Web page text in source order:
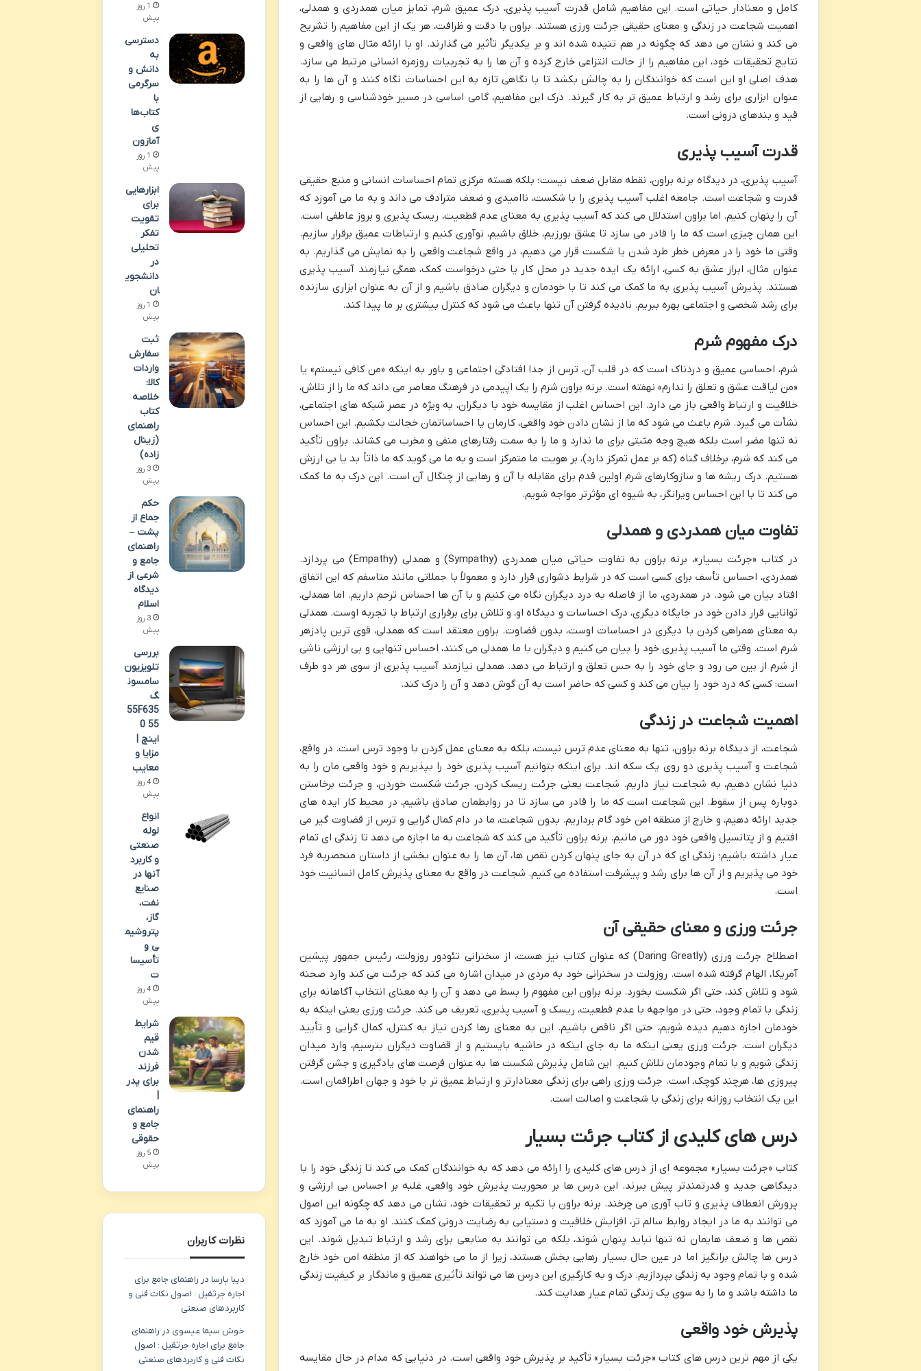
کامل و معنادار حیاتی است. این مفاهیم شامل قدرت آسیب پذیری، درک عمیق شرم، تمایز میان همدردی و همدلی،
اهمیت شجاعت در زندگی و معنای حقیقی جرئت ورزی هستند. براون با دقت و ظرافت، هر یک از این مفاهیم را تشریح
می کند و نشان می دهد که چگونه در هم تنیده شده اند و بر یکدیگر تأثیر می گذارند. او با ارائه مثال های واقعی و
نتایج تحقیقات خود، این مفاهیم را از حالت انتزاعی خارج کرده و آن ها را به تجربیات روزمره انسانی مرتبط می سازد.
هدف اصلی او این است که خوانندگان را به چالش بکشد تا با نگاهی تازه به این احساسات نگاه کنند و آن ها را به
عنوان ابزاری برای رشد و ارتباط عمیق تر به کار گیرند. درک این مفاهیم، گامی اساسی در مسیر خودشناسی و رهایی از
قید و بندهای درونی است.
قدرت آسیب پذیری
آسیب پذیری، در دیدگاه برنه براون، نقطه مقابل ضعف نیست؛ بلکه هسته مرکزی تمام احساسات انسانی و منبع حقیقی
قدرت و شجاعت است. جامعه اغلب آسیب پذیری را با شکست، ناامیدی و ضعف مترادف می داند و به ما می آموزد که
آن را پنهان کنیم. اما براون استدلال می کند که آسیب پذیری به معنای عدم قطعیت، ریسک پذیری و بروز عاطفی است.
این همان چیزی است که ما را قادر می سازد تا عشق بورزیم، خلاق باشیم، نوآوری کنیم و ارتباطات عمیق برقرار سازیم.
وقتی ما خود را در معرض خطر طرد شدن یا شکست قرار می دهیم، در واقع شجاعت واقعی را به نمایش می گذاریم. به
عنوان مثال، ابراز عشق به کسی، ارائه یک ایده جدید در محل کار یا حتی درخواست کمک، همگی نیازمند آسیب پذیری
هستند. پذیرش آسیب پذیری به ما کمک می کند تا با خودمان و دیگران صادق باشیم و از آن به عنوان ابزاری سازنده
برای رشد شخصی و اجتماعی بهره ببریم. نادیده گرفتن آن تنها باعث می شود که کنترل بیشتری بر ما پیدا کند.
درک مفهوم شرم
شرم، احساسی عمیق و دردناک است که در قلب آن، ترس از جدا افتادگی اجتماعی و باور به اینکه «من کافی نیستم» یا
«من لیاقت عشق و تعلق را ندارم» نهفته است. برنه براون شرم را یک اپیدمی در فرهنگ معاصر می داند که ما را از تلاش،
خلاقیت و ارتباط واقعی باز می دارد. این احساس اغلب از مقایسه خود با دیگران، به ویژه در عصر شبکه های اجتماعی،
نشأت می گیرد. شرم باعث می شود که ما از نشان دادن خود واقعی، کارمان یا احساساتمان خجالت بکشیم. این احساس
نه تنها مضر است بلکه هیچ وجه مثبتی برای ما ندارد و ما را به سمت رفتارهای منفی و مخرب می کشاند. براون تأکید
می کند که شرم، برخلاف گناه (که بر عمل تمرکز دارد)، بر هویت ما متمرکز است و به ما می گوید که ما ذاتاً بد یا بی ارزش
هستیم. درک ریشه ها و سازوکارهای شرم اولین قدم برای مقابله با آن و رهایی از چنگال آن است. این درک به ما کمک
می کند تا با این احساس ویرانگر، به شیوه ای مؤثرتر مواجه شویم.
تفاوت میان همدردی و همدلی
در کتاب «جرئت بسیار»، برنه براون به تفاوت حیاتی میان همدردی (Sympathy) و همدلی (Empathy) می پردازد.
همدردی، احساس تأسف برای کسی است که در شرایط دشواری قرار دارد و معمولاً با جملاتی مانند متاسفم که این اتفاق
افتاد بیان می شود. در همدردی، ما از فاصله به درد دیگران نگاه می کنیم و با آن ها احساس ترحم داریم. اما همدلی،
توانایی قرار دادن خود در جایگاه دیگری، درک احساسات و دیدگاه او، و تلاش برای برقراری ارتباط با تجربه اوست. همدلی
به معنای همراهی کردن با دیگری در احساسات اوست، بدون قضاوت. براون معتقد است که همدلی، قوی ترین پادزهر
شرم است. وقتی ما آسیب پذیری خود را بیان می کنیم و دیگران با ما همدلی می کنند، احساس تنهایی و بی ارزشی ناشی
از شرم از بین می رود و جای خود را به حس تعلق و ارتباط می دهد. همدلی نیازمند آسیب پذیری از سوی هر دو طرف
است: کسی که درد خود را بیان می کند و کسی که حاضر است به آن گوش دهد و آن را درک کند.
اهمیت شجاعت در زندگی
شجاعت، از دیدگاه برنه براون، تنها به معنای عدم ترس نیست، بلکه به معنای عمل کردن با وجود ترس است. در واقع،
شجاعت و آسیب پذیری دو روی یک سکه اند. برای اینکه بتوانیم آسیب پذیری خود را بپذیریم و خود واقعی مان را به
دنیا نشان دهیم، به شجاعت نیاز داریم. شجاعت یعنی جرئت ریسک کردن، جرئت شکست خوردن، و جرئت برخاستن
دوباره پس از سقوط. این شجاعت است که ما را قادر می سازد تا در روابطمان صادق باشیم، در محیط کار ایده های
جدید ارائه دهیم، و خارج از منطقه امن خود گام برداریم. بدون شجاعت، ما در دام کمال گرایی و ترس از قضاوت گیر می
افتیم و از پتانسیل واقعی خود دور می مانیم. برنه براون تأکید می کند که شجاعت به ما اجازه می دهد تا زندگی ای تمام
عیار داشته باشیم؛ زندگی ای که در آن به جای پنهان کردن نقص ها، آن ها را به عنوان بخشی از داستان منحصربه فرد
خود می پذیریم و از آن ها برای رشد و پیشرفت استفاده می کنیم. شجاعت در واقع به معنای پذیرش کامل انسانیت خود
است.
جرئت ورزی و معنای حقیقی آن
اصطلاح جرئت ورزی (Daring Greatly) که عنوان کتاب نیز هست، از سخنرانی تئودور روزولت، رئیس جمهور پیشین
آمریکا، الهام گرفته شده است. روزولت در سخنرانی خود به مردی در میدان اشاره می کند که جرئت می کند وارد صحنه
شود و تلاش کند، حتی اگر شکست بخورد. برنه براون این مفهوم را بسط می دهد و آن را به معنای انتخاب آگاهانه برای
زندگی با تمام وجود، حتی در مواجهه با عدم قطعیت، ریسک و آسیب پذیری، تعریف می کند. جرئت ورزی یعنی اینکه به
خودمان اجازه دهیم دیده شویم، حتی اگر ناقص باشیم. این به معنای رها کردن نیاز به کنترل، کمال گرایی و تأیید
دیگران است. جرئت ورزی یعنی اینکه ما به جای اینکه در حاشیه بایستیم و از قضاوت دیگران بترسیم، وارد میدان
زندگی شویم و با تمام وجودمان تلاش کنیم. این شامل پذیرش شکست ها به عنوان فرصت های یادگیری و جشن گرفتن
پیروزی ها، هرچند کوچک، است. جرئت ورزی راهی برای زندگی معنادارتر و ارتباط عمیق تر با خود و جهان اطرافمان است.
این یک انتخاب روزانه برای زندگی با شجاعت و اصالت است.
درس های کلیدی از کتاب جرئت بسیار
کتاب «جرئت بسیار» مجموعه ای از درس های کلیدی را ارائه می دهد که به خوانندگان کمک می کند تا زندگی خود را با
دیدگاهی جدید و قدرتمندتر پیش ببرند. این درس ها بر محوریت پذیرش خود واقعی، غلبه بر احساس بی ارزشی و
پرورش انعطاف پذیری و تاب آوری می چرخند. برنه براون با تکیه بر تحقیقات خود، نشان می دهد که چگونه این اصول
می توانند به ما در ایجاد روابط سالم تر، افزایش خلاقیت و دستیابی به رضایت درونی کمک کنند. او به ما می آموزد که
نقص ها و ضعف هایمان نه تنها نباید پنهان شوند، بلکه می توانند به منابعی برای رشد و ارتباط تبدیل شوند. این
درس ها چالش برانگیز اما در عین حال بسیار رهایی بخش هستند، زیرا از ما می خواهند که از منطقه امن خود خارج
شده و با تمام وجود به زندگی بپردازیم. درک و به کارگیری این درس ها می تواند تأثیری عمیق و ماندگار بر کیفیت زندگی
ما داشته باشد و ما را به سوی یک زندگی تمام عیار هدایت کند.
پذیرش خود واقعی
یکی از مهم ترین درس های کتاب «جرئت بسیار» تأکید بر پذیرش خود واقعی است. در دنیایی که مدام در حال مقایسه
1 روز
پیش
دسترسی
به
دانش و
سرگرمی
با
کتاب‌ها
ی
آمازون
1 روز
پیش
ابزارهایی
برای
تقویت
تفکر
تحلیلی
در
دانشجوی
ان
1 روز
پیش
ثبت
سفارش
واردات
کالا:
خلاصه
کتاب
راهنمای
(زینال
زاده)
3 روز
پیش
حکم
جماع از
پشت –
راهنمای
جامع و
شرعی از
دیدگاه
اسلام
3 روز
پیش
بررسی
تلویزیون
سامسون
گ
55F635
0 55
اینچ |
مزایا و
معایب
4 روز
پیش
انواع
لوله
صنعتی
و کاربرد
آنها در
صنایع
نفت،
گاز،
پتروشیم
ی و
تأسیسا
ت
4 روز
پیش
شرایط
قیم
شدن
فرزند
برای پدر
راهنمای
جامع و
حقوقی
5 روز
پیش
نظرات کاربران
دیبا پارسا در راهنمای جامع برای
اجاره جرثقیل : اصول نکات فنی و
کاربردهای صنعتی
خوش سیما عیسوی در راهنمای
جامع برای اجاره جرثقیل : اصول
نکات فنی و کاربردهای صنعتی